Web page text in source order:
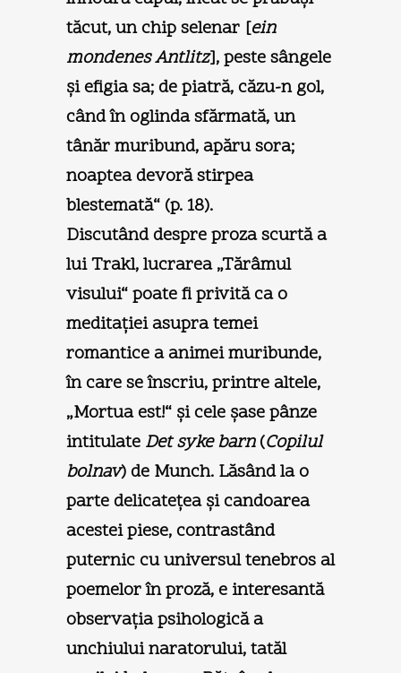
tăcut, un chip selenar [ein
mondenes Antlitz], peste sângele
şi efigia sa; de piatră, căzu-n gol,
când în oglinda sfărmată, un
tânăr muribund, apăru sora;
noaptea devoră stirpea
blestemată“ (p. 18).
Discutând despre proza scurtă a
lui Trakl, lucrarea „Tărâmul
visului“ poate fi privită ca o
meditaţiei asupra temei
romantice a animei muribunde,
în care se înscriu, printre altele,
„Mortua est!“ şi cele şase pânze
intitulate Det syke barn(Copilul
bolnav) de Munch. Lăsând la o
parte delicateţea şi candoarea
acestei piese, contrastând
puternic cu universul tenebros al
poemelor în proză, e interesantă
observaţia psihologică a
unchiului naratorului, tatăl